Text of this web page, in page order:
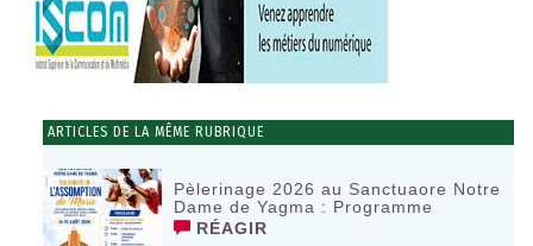
ARTICLES DE LA MÊME RUBRIQUE
Pèlerinage 2026 au Sanctuaore Notre
Dame de Yagma : Programme
RÉAGIR